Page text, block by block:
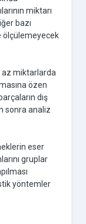
miktarı
bazı
ölçülemeyecek
az miktarlarda
özen
dış
sonra analiz
eser
gruplar
yöntemler